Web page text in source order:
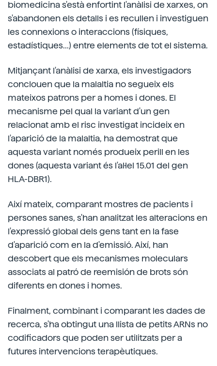
biomedicina s'està enfortint l'anàlisi de xarxes, on
s'abandonen els detalls i es recullen i investiguen
les connexions o interaccions (físiques,
estadístiques...) entre elements de tot el sistema.
Mitjançant l'anàlisi de xarxa, els investigadors
conclouen que la malaltia no segueix els
mateixos patrons per a homes i dones. El
mecanisme pel qual la variant d'un gen
relacionat amb el risc investigat incideix en
l'aparició de la malaltia, ha demostrat que
aquesta variant només produeix perill en les
dones (aquesta variant és l'al·lel 15.01 del gen
HLA-DBR1).
Així mateix, comparant mostres de pacients i
persones sanes, s'han analitzat les alteracions en
l'expressió global dels gens tant en la fase
d'aparició com en la d'emissió. Així, han
descobert que els mecanismes moleculars
associats al patró de reemisión de brots són
diferents en dones i homes.
Finalment, combinant i comparant les dades de
recerca, s'ha obtingut una llista de petits ARNs no
codificadors que poden ser utilitzats per a
futures intervencions terapèutiques.